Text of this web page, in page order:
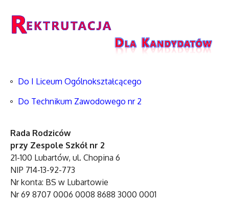
Do I Liceum Ogólnokształcącego
Do Technikum Zawodowego nr 2
Rada Rodziców
przy Zespole Szkół nr 2
21-100 Lubartów, ul. Chopina 6
NIP 714-13-92-773
Nr konta: BS w Lubartowie
Nr 69 8707 0006 0008 8688 3000 0001